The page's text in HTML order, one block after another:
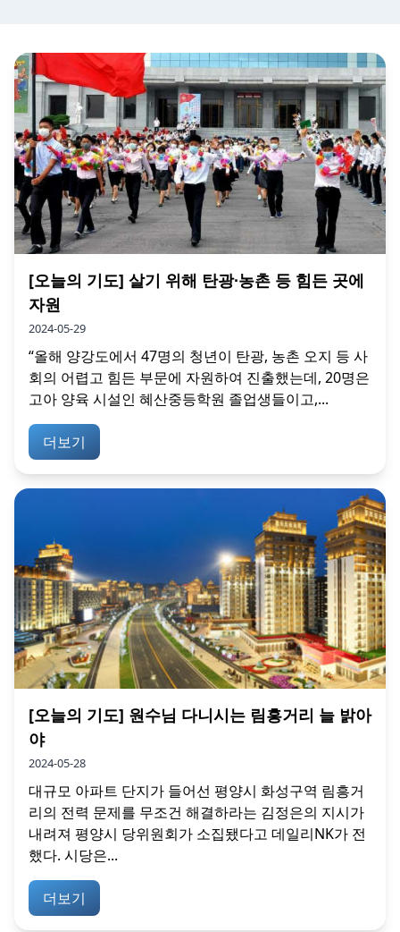
[오늘의 기도] 살기 위해 탄광∙농촌 등 힘든 곳에
자원
2024-05-29
“올해 양강도에서 47명의 청년이 탄광, 농촌 오지 등 사
회의 어렵고 힘든 부문에 자원하여 진출했는데, 20명은
고아 양육 시설인 혜산중등학원 졸업생들이고,...
더보기
[오늘의 기도] 원수님 다니시는 림흥거리 늘 밝아
야
2024-05-28
대규모 아파트 단지가 들어선 평양시 화성구역 림흥거
리의 전력 문제를 무조건 해결하라는 김정은의 지시가
내려져 평양시 당위원회가 소집됐다고 데일리NK가 전
했다. 시당은...
더보기